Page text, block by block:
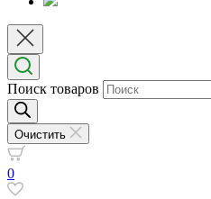
Поиск товаров
Очистить
0